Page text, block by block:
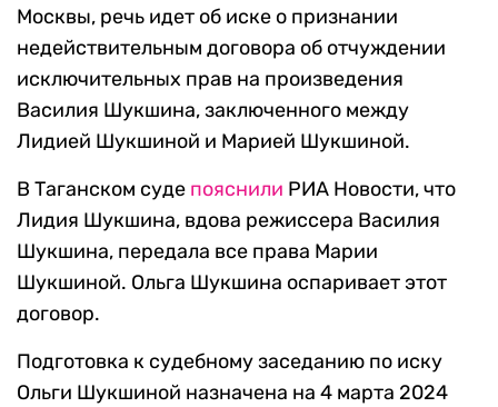
Москвы, речь идет об иске о признании
недействительным договора об отчуждении
исключительных прав на произведения
Василия Шукшина, заключенного между
Лидией Шукшиной и Марией Шукшиной.
В Таганском суде пояснили РИА Новости, что
Лидия Шукшина, вдова режиссера Василия
Шукшина, передала все права Марии
Шукшиной. Ольга Шукшина оспаривает этот
договор.
Подготовка к судебному заседанию по иску
Ольги Шукшиной назначена на 4 марта 2024